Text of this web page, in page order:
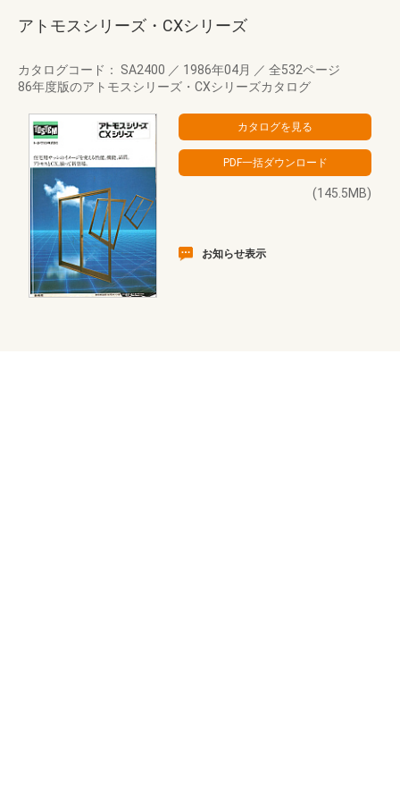
アトモスシリーズ・CXシリーズ
カタログコード： SA2400 ／ 1986年04月 ／ 全532ページ
86年度版のアトモスシリーズ・CXシリーズカタログ
(145.5MB)
お知らせ表示